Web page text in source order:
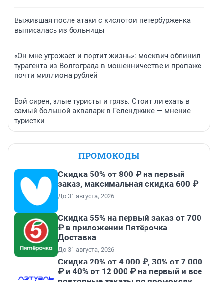
Выжившая после атаки с кислотой петербурженка
выписалась из больницы
«Он мне угрожает и портит жизнь»: москвич обвинил
турагента из Волгограда в мошенничестве и пропаже
почти миллиона рублей
Вой сирен, злые туристы и грязь. Стоит ли ехать в
самый большой аквапарк в Геленджике — мнение
туристки
ПРОМОКОДЫ
Скидка 50% от 800 ₽ на первый
заказ, максимальная скидка 600 ₽
До 31 августа, 2026
Скидка 55% на первый заказ от 700
₽ в приложении Пятёрочка
Доставка
До 31 августа, 2026
Скидка 20% от 4 000 ₽, 30% от 7 000
₽ и 40% от 12 000 ₽ на первый и все